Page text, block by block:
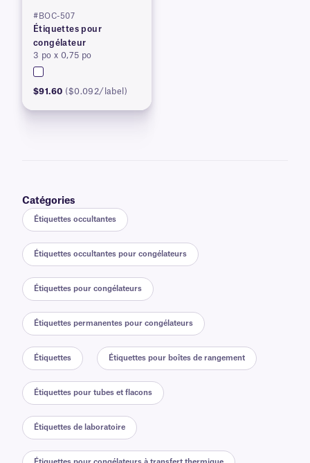
#BOC-507
Étiquettes pour
congélateur
3 po x 0,75 po
$91.60 ($0.092/label)
Catégories
Étiquettes occultantes
Étiquettes occultantes pour congélateurs
Étiquettes pour congélateurs
Étiquettes permanentes pour congélateurs
Étiquettes Étiquettes pour boîtes de rangement
Étiquettes pour tubes et flacons
Étiquettes de laboratoire